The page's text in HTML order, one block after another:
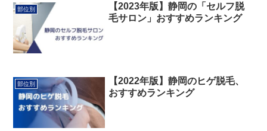
部位別
【2023年版】静岡の「セルフ脱
毛サロン」おすすめランキング
部位別
【2022年版】静岡のヒゲ脱毛、
おすすめランキング